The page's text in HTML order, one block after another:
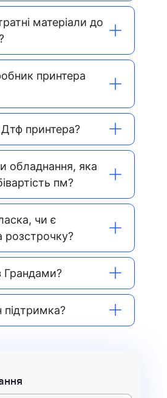
матеріали до
принтера
принтера?
обладнання, яка
пм?
чи є
розстрочку?
Грандами?
підтримка?